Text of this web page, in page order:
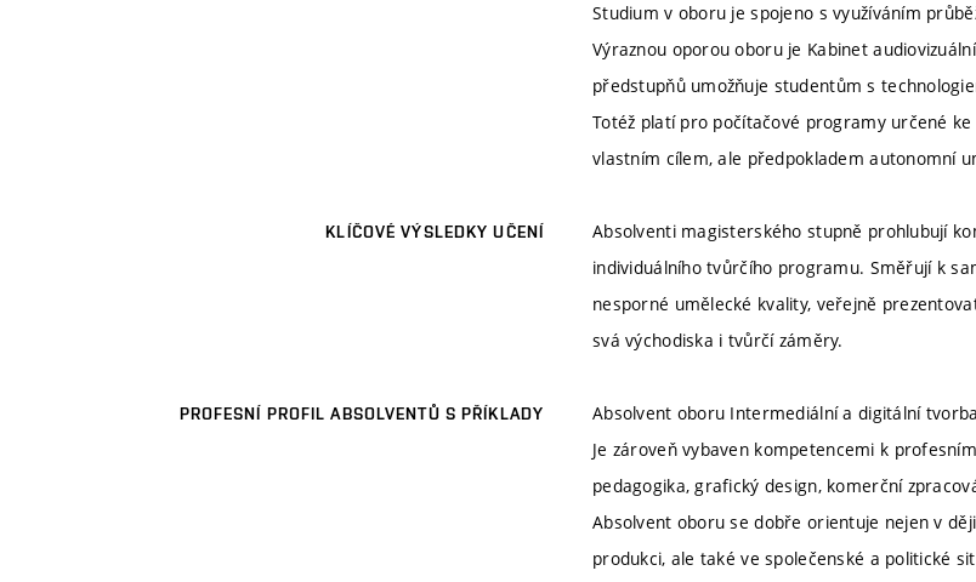
Studium v oboru je spojeno s využíváním
Výraznou oporou oboru je Kabinet
předstupňů umožňuje studentům s
Totéž platí pro počítačové programy určené
vlastním cílem, ale předpokladem autonomní
KLÍČOVÉ VÝSLEDKY UČENÍ
Absolventi magisterského stupně prohlubují
individuálního tvůrčího programu. Směřují k
nesporné umělecké kvality, veřejně
svá východiska i tvůrčí záměry.
PROFESNÍ PROFIL ABSOLVENTŮ S PŘÍKLADY
Absolvent oboru Intermediální a digitální
Je zároveň vybaven kompetencemi k
pedagogika, grafický design, komerční
Absolvent oboru se dobře orientuje nejen v
produkci, ale také ve společenské a politické